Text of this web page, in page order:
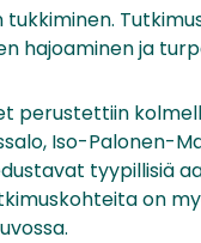
hajoaminen ja
perustettiin
Iso-Palonen-
tyypillisiä
on